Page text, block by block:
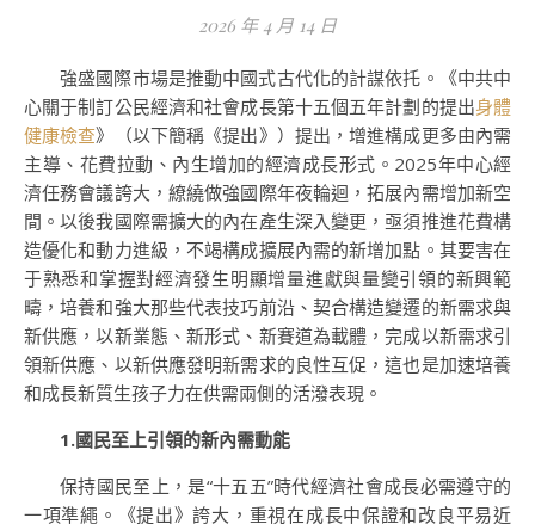
2026 年 4 月 14 日
強盛國際市場是推動中國式古代化的計謀依托。《中共中
心關于制訂公民經濟和社會成長第十五個五年計劃的提出身體
健康檢查》（以下簡稱《提出》）提出，增進構成更多由內需
主導、花費拉動、內生增加的經濟成長形式。2025年中心經
濟任務會議誇大，繚繞做強國際年夜輪迴，拓展內需增加新空
間。以後我國際需擴大的內在產生深入變更，亟須推進花費構
造優化和動力進級，不竭構成擴展內需的新增加點。其要害在
于熟悉和掌握對經濟發生明顯增量進獻與量變引領的新興範
疇，培養和強大那些代表技巧前沿、契合構造變遷的新需求與
新供應，以新業態、新形式、新賽道為載體，完成以新需求引
領新供應、以新供應發明新需求的良性互促，這也是加速培養
和成長新質生孩子力在供需兩側的活潑表現。
1.國民至上引領的新內需動能
保持國民至上，是“十五五”時代經濟社會成長必需遵守的
一項準繩。《提出》誇大，重視在成長中保證和改良平易近